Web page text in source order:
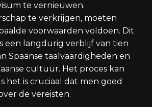
te vernieuwen.
te verkrijgen, moeten
voorwaarden voldoen. Dit
een langdurig verblijf van tien
Spaanse taalvaardigheden en
cultuur. Het proces kan
het is cruciaal dat men goed
de vereisten.